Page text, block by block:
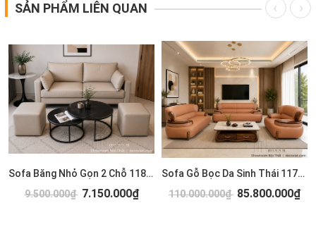
SẢN PHẨM LIÊN QUAN
Sofa Băng Nhỏ Gọn 2 Chỗ 1183T
9.500.000₫ 7.150.000₫
Sofa Gỗ Bọc Da Sinh Thái 1173T
110.000.000₫ 85.800.000₫